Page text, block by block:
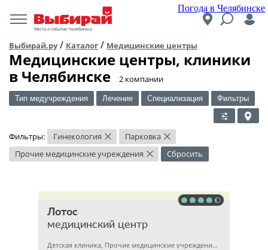
Погода в Челябинске
Места и события Челябинска
Выбирай.ру/ Каталог / Медицинские центры
Медицинские центры, клиники
в Челябинске
​2 компании
Тип медучреждения Лечение Специализация Фильтры
Фильтры: Гинекология × Парковка ×
Прочие медицинские учреждения × Сбросить
Лотос
медицинский центр
Детская клиника, Прочие медицинские учреждения, Гинекология